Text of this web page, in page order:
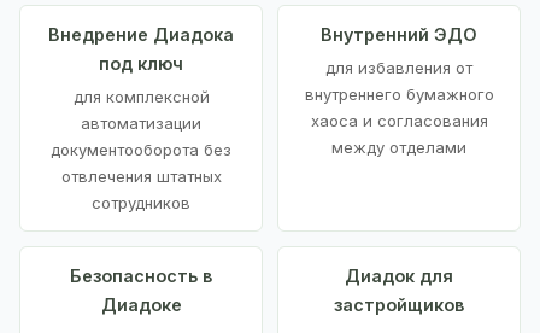
Внедрение Диадока
под ключ
для комплексной
автоматизации
документооборота без
отвлечения штатных
сотрудников
Внутренний ЭДО
для избавления от
внутреннего бумажного
хаоса и согласования
между отделами
Безопасность в
Диадоке
Диадок для
застройщиков